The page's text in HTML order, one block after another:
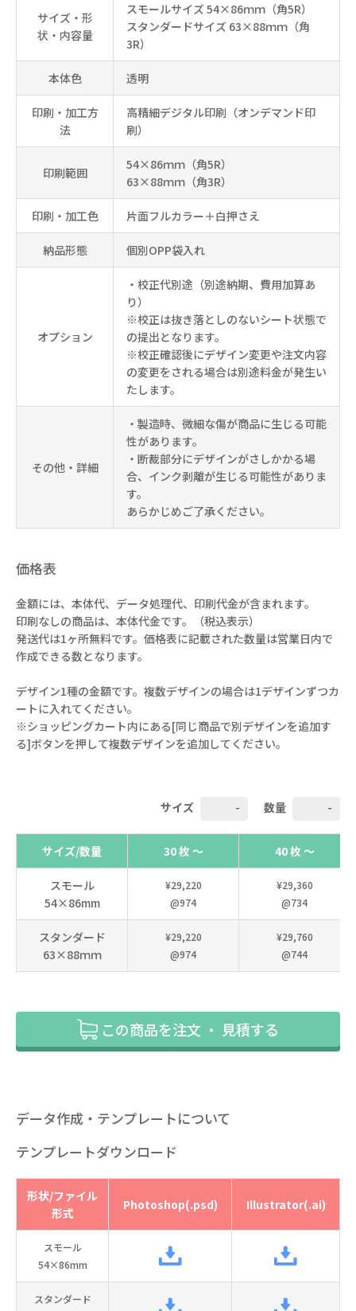
サイズ・形
状・内容量
スモールサイズ 54×86ｍｍ（角5R）
スタンダードサイズ 63×88ｍｍ（角
3R）
本体色 透明
印刷・加工方
法
高精細デジタル印刷（オンデマンド印
刷）
印刷範囲
54×86ｍｍ（角5R）
63×88ｍｍ（角3R）
印刷・加工色 片面フルカラー＋白押さえ
納品形態 個別OPP袋入れ
オプション
・校正代別途（別途納期、費用加算あ
り）
※校正は抜き落としのないシート状態で
の提出となります。
※校正確認後にデザイン変更や注文内容
の変更をされる場合は別途料金が発生い
たします。
その他・詳細
・製造時、微細な傷が商品に生じる可能
性があります。
・断裁部分にデザインがさしかかる場
合、インク剥離が生じる可能性がありま
す。
あらかじめご了承ください。
価格表
金額には、本体代、データ処理代、印刷代金が含まれます。
印刷なしの商品は、本体代金です。（税込表示）
発送代は1ヶ所無料です。価格表に記載された数量は営業日内で
作成できる数となります。
デザイン1種の金額です。複数デザインの場合は1デザインずつカ
ートに入れてください。
※ショッピングカート内にある[同じ商品で別デザインを追加す
る]ボタンを押して複数デザインを追加してください。
サイズ 数量
サイズ/数量 30 枚 ～ 40 枚 ～
スモール
54×86mm
¥29,220
@974
¥29,360
@734
スタンダード
63×88ｍｍ
¥29,220
@974
¥29,760
@744
この商品を注文 ・ 見積する
データ作成・テンプレートについて
テンプレートダウンロード
形状/ファイル
形式
Photoshop(.psd) Illustrator(.ai)
スモール
54×86mm
スタンダード